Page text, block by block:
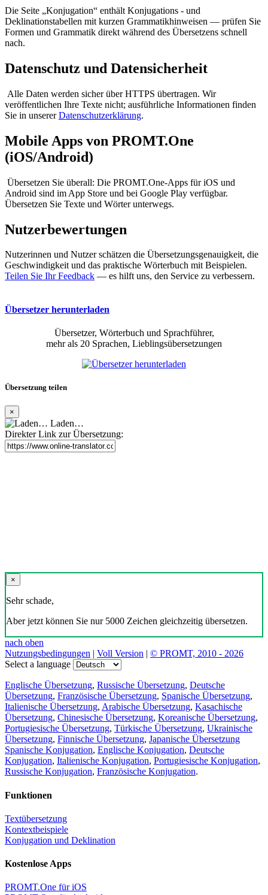
Die Seite „Konjugation“ enthält Konjugations - und
Deklinationstabellen mit kurzen Grammatikhinweisen — prüfen Sie
Formen und Grammatik direkt während des Übersetzens schnell
nach.
Datenschutz und Datensicherheit
Alle Daten werden sicher über HTTPS übertragen. Wir
veröffentlichen Ihre Texte nicht; ausführliche Informationen finden
Sie in unsererDatenschutzerklärung.
Mobile Apps von PROMT.One
(iOS/Android)
Übersetzen Sie überall: Die PROMT.One-Apps für iOS und
Android sind im App Store und bei Google Play verfügbar.
Übersetzen Sie Texte und Wörter unterwegs.
Nutzerbewertungen
Nutzerinnen und Nutzer schätzen die Übersetzungsgenauigkeit, die
Geschwindigkeit und das praktische Wörterbuch mit Beispielen.
Teilen Sie Ihr Feedback — es hilft uns, den Service zu verbessern.
Übersetzer herunterladen
Übersetzer, Wörterbuch und Sprachführer,
mehr als 20 Sprachen, Lieblingsübersetzungen
Übersetzung teilen
×
Laden…
Direkter Link zur Übersetzung:
×
Sehr schade,
Aber jetzt können Sie nur 5000 Zeichen gleichzeitig übersetzen.
nach oben
Nutzungsbedingungen | Voll Version | © PROMT, 2010 - 2026
Select a language
Englische Übersetzung, Russische Übersetzung, Deutsche
Übersetzung, Französische Übersetzung, Spanische Übersetzung,
Italienische Übersetzung, Arabische Übersetzung, Kasachische
Übersetzung, Chinesische Übersetzung, Koreanische Übersetzung,
Portugiesische Übersetzung, Türkische Übersetzung, Ukrainische
Übersetzung, Finnische Übersetzung, Japanische Übersetzung
Spanische Konjugation, Englische Konjugation, Deutsche
Konjugation, Italienische Konjugation, Portugiesische Konjugation,
Russische Konjugation, Französische Konjugation.
Funktionen
Textübersetzung
Kontextbeispiele
Konjugation und Deklination
Kostenlose Apps
PROMT.One für iOS